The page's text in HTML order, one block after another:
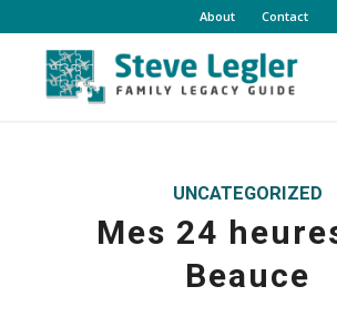
About Contact
UNCATEGORIZED
Mes 24
Beauce